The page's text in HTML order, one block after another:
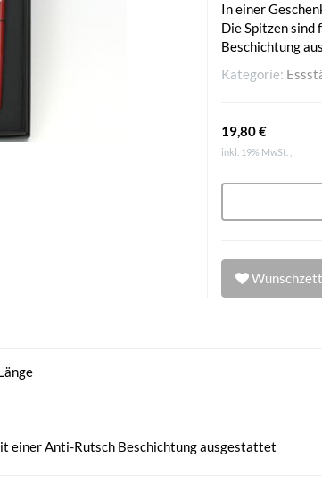
In einer
Die Spitzen sind
Beschichtung
Kategorie:
19,80 €
inkl. 19% MwSt. ,
einer Anti-Rutsch Beschichtung ausgestattet